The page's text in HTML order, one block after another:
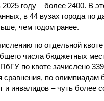
2025 году – более 2400. В
в 44 вузах города по
чем годом ранее.
по отдельной
числа бюджетных
по квоте зачислено
сравнения, по олимпиадам
и инвалидов – чуть более